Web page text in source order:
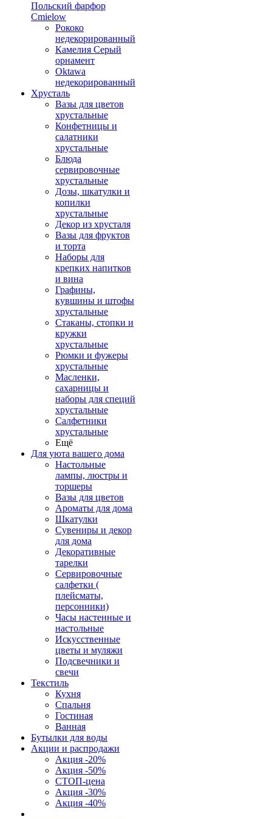
Польский фарфор
Сmielow
Рококо
недекорированный
Камелия Серый
орнамент
Oktawa
недекорированный
Хрусталь
Вазы для цветов
хрустальные
Конфетницы и
салатники
хрустальные
Блюда
сервировочные
хрустальные
Дозы, шкатулки и
копилки
хрустальные
Декор из хрусталя
Вазы для фруктов
и торта
Наборы для
крепких напитков
и вина
Графины,
кувшины и штофы
хрустальные
Стаканы, стопки и
кружки
хрустальные
Рюмки и фужеры
хрустальные
Масленки,
сахарницы и
наборы для специй
хрустальные
Салфетники
хрустальные
Ещё
Для уюта вашего дома
Настольные
лампы, люстры и
торшеры
Вазы для цветов
Ароматы для дома
Шкатулки
Сувениры и декор
для дома
Декоративные
тарелки
Сервировочные
салфетки (
плейсматы,
персонники)
Часы настенные и
настольные
Искусственные
цветы и муляжи
Подсвечники и
свечи
Текстиль
Кухня
Спальня
Гостиная
Ванная
Бутылки для воды
Акции и распродажи
Акция -20%
Акция -50%
СТОП-цена
Акция -30%
Акция -40%